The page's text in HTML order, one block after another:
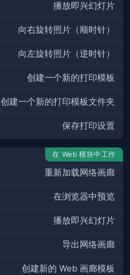
播放即兴幻灯片
向右旋转照片（顺时针）
向左旋转照片（逆时针）
创建一个新的打印模板
创建一个新的打印模板文件夹
保存打印设置
在 Web 模块中工作
重新加载网络画廊
在浏览器中预览
播放即兴幻灯片
导出网络画廊
创建新的 Web 画廊模板